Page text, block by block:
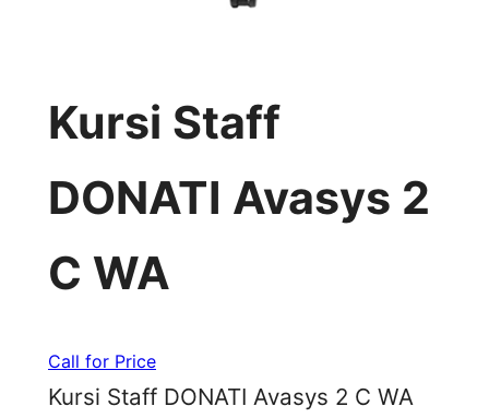
Kursi Staff
DONATI Avasys 2
C WA
Call for Price
Kursi Staff DONATI Avasys 2 C WA